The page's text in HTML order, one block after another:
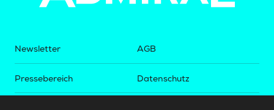
Newsletter
Pressebereich
AGB
Datenschutz